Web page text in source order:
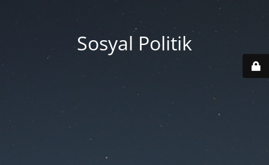
Sosyal Politik